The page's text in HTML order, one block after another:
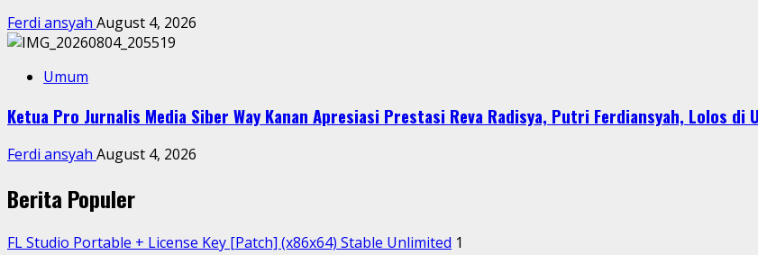
Ferdi ansyah August 4, 2026
Umum
Ketua Pro Jurnalis Media Siber Way Kanan Apresiasi Prestasi Reva Radisya, Putri Ferdiansyah, Lolos di
Ferdi ansyah August 4, 2026
Berita Populer
FL Studio Portable + License Key [Patch] (x86x64) Stable Unlimited 1